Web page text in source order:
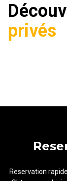
privés
Reservation